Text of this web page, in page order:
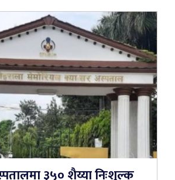
३५० शैय्या निःशुल्क